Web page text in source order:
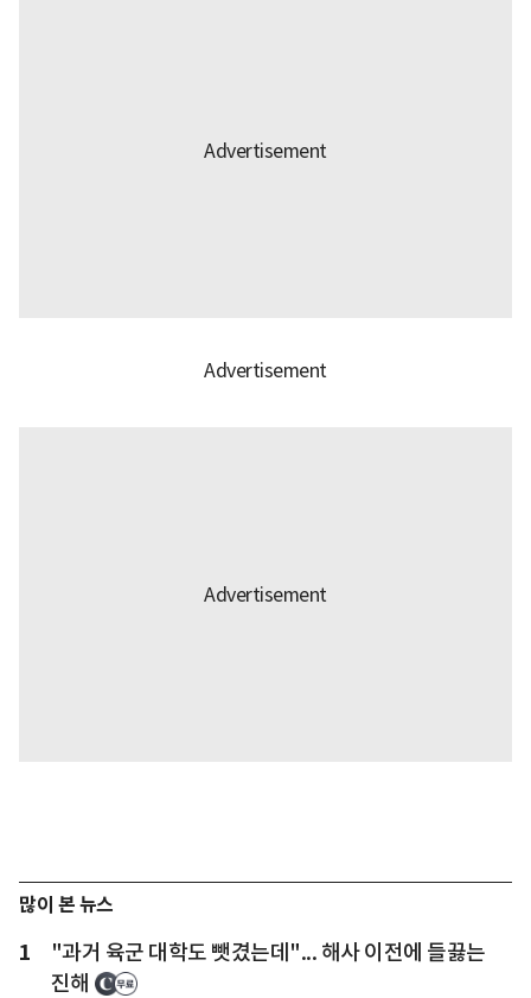
많이 본 뉴스
1
"과거 육군 대학도 뺏겼는데"... 해사 이전에 들끓는
진해